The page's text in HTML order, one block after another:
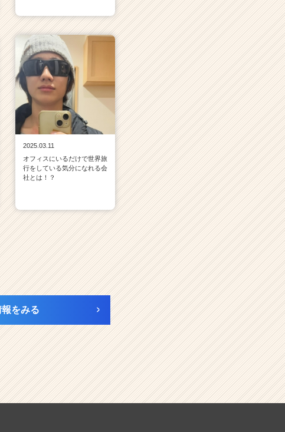
2025.03.11
オフィスにいるだけで世界旅
行をしている気分になれる会
社とは！？
をみる